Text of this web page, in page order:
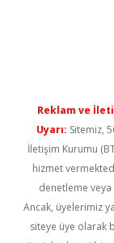
Reklam ve
Uyarı: Sitemiz,
İletişim Kurumu
hizmet
denetleme
Ancak, üyelerimiz
siteye üye olarak